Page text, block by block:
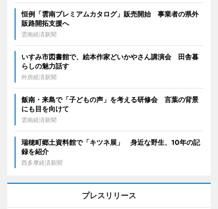
恒例「雲南プレミアムカタログ」販売開始 事業者の県外
販路開拓支援へ
雲南経済新聞
いすみ市図書館で、絵本作家どいかやさん講演会 田舎暮
らしの魅力話す
外房経済新聞
飯南・来島で「子どもの声」を考える研修会 言葉の背景
にも目を向けて
雲南経済新聞
瑞穂町郷土資料館で「キツネ展」 身近な野生、10年の記
録を紹介
西多摩経済新聞
プレスリリース